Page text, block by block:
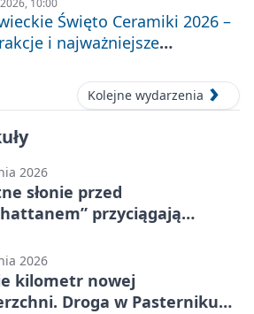
10:00
Święto Ceramiki 2026 –
i najważniejsze
Kolejne wydarzenia
2026
słonie przed
przyciągają
2026
kilometr nowej
Droga w Pasterniku